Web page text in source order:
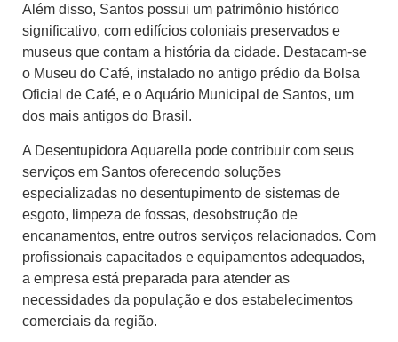
Além disso, Santos possui um patrimônio histórico
significativo, com edifícios coloniais preservados e
museus que contam a história da cidade. Destacam-se
o Museu do Café, instalado no antigo prédio da Bolsa
Oficial de Café, e o Aquário Municipal de Santos, um
dos mais antigos do Brasil.
A Desentupidora Aquarella pode contribuir com seus
serviços em Santos oferecendo soluções
especializadas no desentupimento de sistemas de
esgoto, limpeza de fossas, desobstrução de
encanamentos, entre outros serviços relacionados. Com
profissionais capacitados e equipamentos adequados,
a empresa está preparada para atender as
necessidades da população e dos estabelecimentos
comerciais da região.